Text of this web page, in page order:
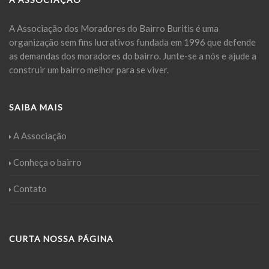
A Associação dos Moradores do Bairro Buritis é uma
organização sem fins lucrativos fundada em 1996 que defende
as demandas dos moradores do bairro. Junte-se a nós e ajude a
construir um bairro melhor para se viver.
SAIBA MAIS
A Associação
Conheça o bairro
Contato
CURTA NOSSA PÁGINA